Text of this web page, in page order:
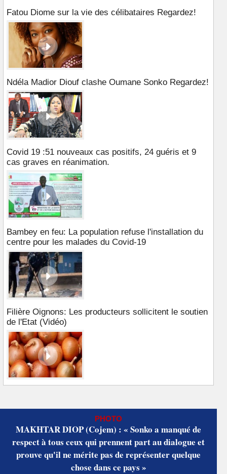
Fatou Diome sur la vie des célibataires Regardez!
Ndéla Madior Diouf clashe Oumane Sonko Regardez!
Covid 19 :51 nouveaux cas positifs, 24 guéris et 9
cas graves en réanimation.
Bambey en feu: La population refuse l'installation du
centre pour les malades du Covid-19
Filière Oignons: Les producteurs sollicitent le soutien
de l'Etat (Vidéo)
PHOTO
MAKHTAR DIOP (Cojem) : « Sonko a manqué de
respect à tous ceux qui prennent part au dialogue et
prouve qu'il ne mérite pas de représenter quelque
chose dans ce pays »